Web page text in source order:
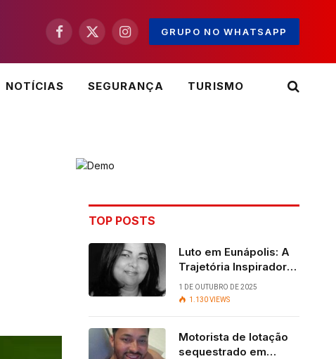
Facebook
X
Instagram
GRUPO NO WHATSAPP
NOTÍCIAS SEGURANÇA TURISMO
TOP POSTS
Luto em Eunápolis: A
Trajetória Inspiradora
da ex-vereadora Ruth
Contadora
1 DE OUTUBRO DE 2025
1.130VIEWS
Motorista de lotação
sequestrado em